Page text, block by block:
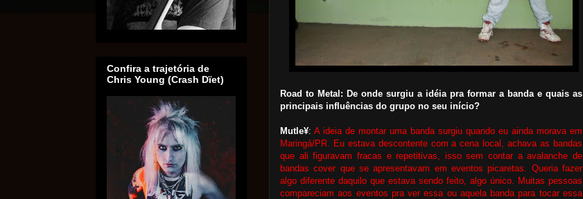
Road to Metal: De onde surgiu a idéia pra formar a banda e quais as
principais influências do grupo no seu início?
Mutle¥: A ideia de montar uma banda surgiu quando eu ainda morava em
Maringá/PR. Eu estava descontente com a cena local, achava as bandas
que ali figuravam fracas e repetitivas, isso sem contar a avalanche de
bandas cover que se apresentavam em eventos picaretas. Queria fazer
algo diferente daquilo que estava sendo feito, algo único. Muitas pessoas
compareciam aos eventos pra ver essa ou aquela banda para tocar essa
Confira a trajetória de
Chris Young (Crash Dïet)